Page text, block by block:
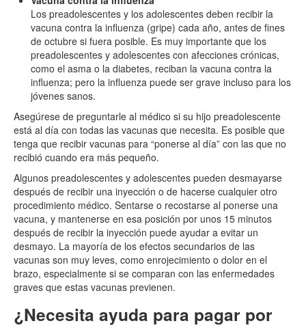
Los preadolescentes y los adolescentes deben recibir la
vacuna contra la influenza (gripe) cada año, antes de fines
de octubre si fuera posible. Es muy importante que los
preadolescentes y adolescentes con afecciones crónicas,
como el asma o la diabetes, reciban la vacuna contra la
influenza; pero la influenza puede ser grave incluso para los
jóvenes sanos.
Asegúrese de preguntarle al médico si su hijo preadolescente
está al día con todas las vacunas que necesita. Es posible que
tenga que recibir vacunas para “ponerse al día” con las que no
recibió cuando era más pequeño.
Algunos preadolescentes y adolescentes pueden desmayarse
después de recibir una inyección o de hacerse cualquier otro
procedimiento médico. Sentarse o recostarse al ponerse una
vacuna, y mantenerse en esa posición por unos 15 minutos
después de recibir la inyección puede ayudar a evitar un
desmayo. La mayoría de los efectos secundarios de las
vacunas son muy leves, como enrojecimiento o dolor en el
brazo, especialmente si se comparan con las enfermedades
graves que estas vacunas previenen.
¿Necesita ayuda para pagar por